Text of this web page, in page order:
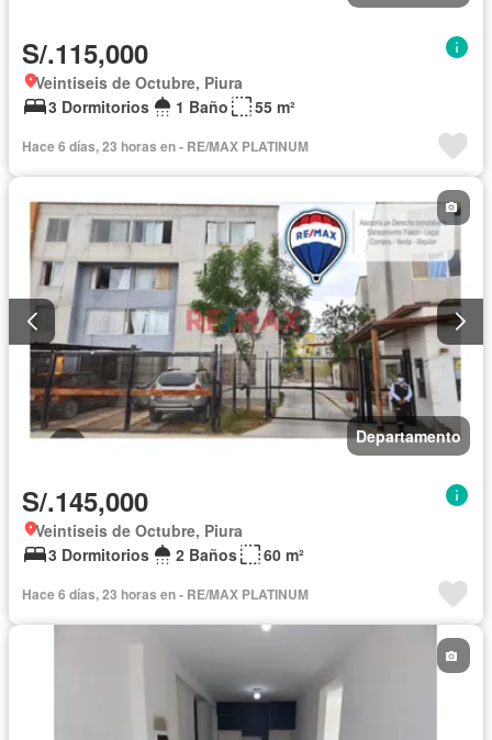
S/.115,000
Veintiseis de Octubre, Piura
3 Dormitorios
1 Baño 55 m²
Hace 6 días, 23 horas en - RE/MAX PLATINUM
Departamento
S/.145,000
Veintiseis de Octubre, Piura
3 Dormitorios
2 Baños 60 m²
Hace 6 días, 23 horas en - RE/MAX PLATINUM